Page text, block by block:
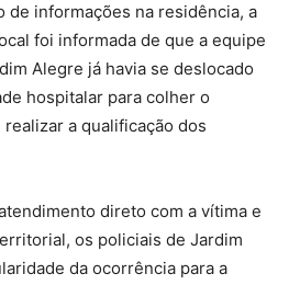
de informações na residência, a
foi informada de que a equipe
Alegre já havia se deslocado
hospitalar para colher o
a qualificação dos
direto com a vítima e
os policiais de Jardim
da ocorrência para a